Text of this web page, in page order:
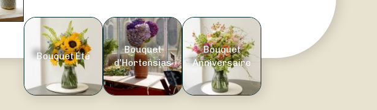
Bouquet Été
Bouquet
d'Hortensias
Bouquet
Anniversaire